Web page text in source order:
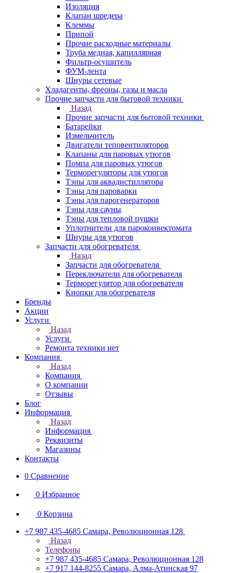
Изоляция
Клапан шредера
Клеммы
Припой
Прочие расходные материалы
Труба медная, капиллярная
Фильтр-осушитель
ФУМ-лента
Шнуры сетевые
Хладагенты, фреоны, газы и масла
Прочие запчасти для бытовой техники
Назад
Прочие запчасти для бытовой техники
Батарейки
Измельчитель
Двигатели теповентиляторов
Клапаны для паровых утюгов
Помпа для паровых утюгов
Терморегуляторы для утюгов
Тэны для аквадистиллятора
Тэны для пароварки
Тэны для парогенераторов
Тэны для сауны
Тэны для тепловой пушки
Уплотнители для пароконвектомата
Шнуры для утюгов
Запчасти для обогревателя
Назад
Запчасти для обогревателя
Переключатели для обогревателя
Терморегулятор для обогревателя
Кнопки для обогревателя
Бренды
Акции
Услуги
Назад
Услуги
Ремонта техники нет
Компания
Назад
Компания
О компании
Отзывы
Блог
Информация
Назад
Информация
Реквизиты
Магазины
Контакты
0 Сравнение
0 Избранное
0 Корзина
+7 987 435-4685 Самара, Революционная 128
Назад
Телефоны
+7 987 435-4685 Самара, Революционная 128
+7 917 144-8255 Самара, Алма-Атинская 97